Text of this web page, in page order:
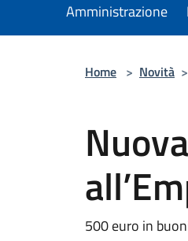
Amministrazione
Home > Novità >
500 euro in